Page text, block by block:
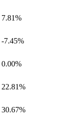
7.81%
-7.45%
0.00%
22.81%
30.67%